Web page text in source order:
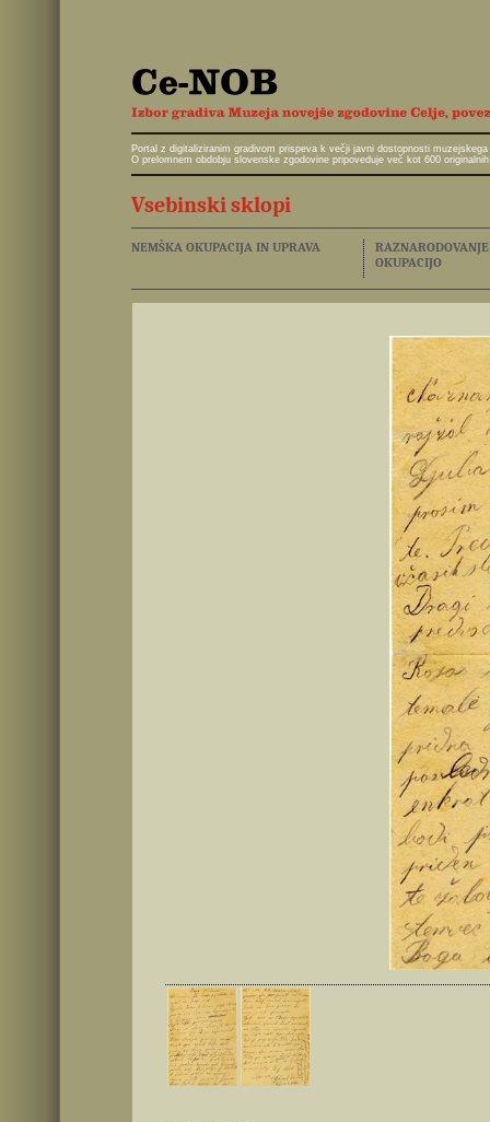
Portal z digitaliziranim gradivom prispeva k večji javni dostopnosti
O prelomnem obdobju slovenske zgodovine pripoveduje več kot 600
Vsebinski sklopi
NEMŠKA OKUPACIJA IN UPRAVA
OKUPACIJO